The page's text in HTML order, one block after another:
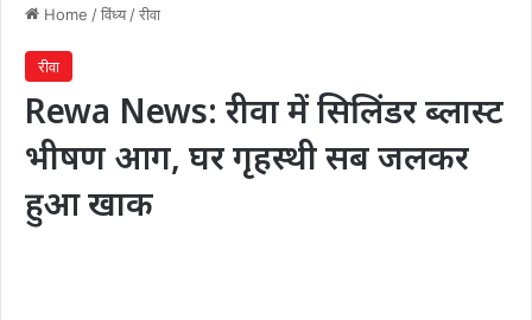
Home /विंध्य /रीवा
रीवा
Rewa News: रीवा में सिलिंडर ब्लास्ट
भीषण आग, घर गृहस्थी सब जलकर
हुआ खाक